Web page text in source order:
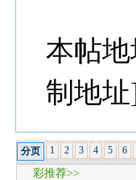
本帖地
制地址
分页 1 2 3 4 5 6
彩推荐>>